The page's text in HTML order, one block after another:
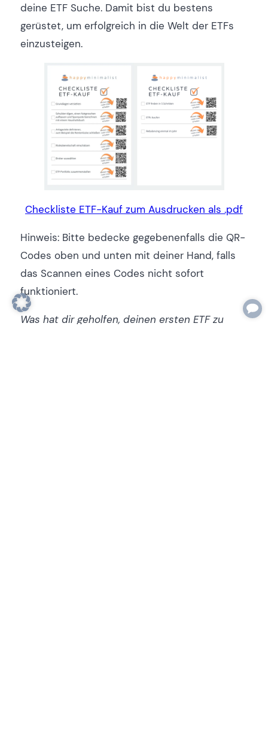
deine ETF Suche. Damit bist du bestens
gerüstet, um erfolgreich in die Welt der ETFs
einzusteigen.
Checkliste ETF-Kauf zum Ausdrucken als .pdf
Hinweis: Bitte bedecke gegebenenfalls die QR-
Codes oben und unten mit deiner Hand, falls
das Scannen eines Codes nicht sofort
funktioniert.
Was hat dir geholfen, deinen ersten ETF zu